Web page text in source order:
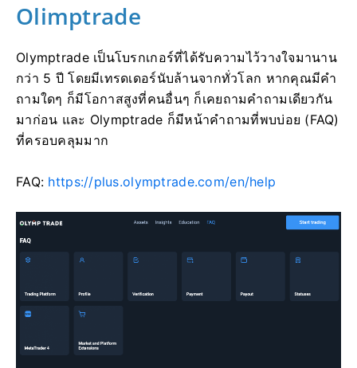
Olimptrade
Olymptrade เป็นโบรกเกอร์ที่ได้รับความไว้วางใจมานาน
กว่า 5 ปี โดยมีเทรดเดอร์นับล้านจากทั่วโลก หากคุณมีคำ
ถามใดๆ ก็มีโอกาสสูงที่คนอื่นๆ ก็เคยถามคำถามเดียวกัน
มาก่อน และ Olymptrade ก็มีหน้าคำถามที่พบบ่อย (FAQ)
ที่ครอบคลุมมาก
FAQ: https://plus.olymptrade.com/en/help